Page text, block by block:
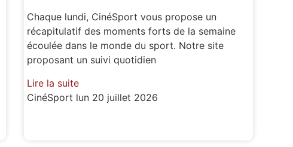
Chaque lundi, CinéSport vous propose un
récapitulatif des moments forts de la semaine
écoulée dans le monde du sport. Notre site
proposant un suivi quotidien
Lire la suite
CinéSport lun 20 juillet 2026